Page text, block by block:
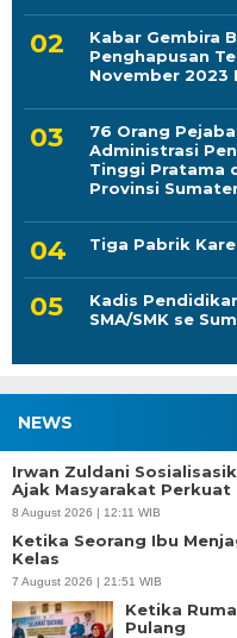
Kabar Gembira
Penghapusan
November 2023
76 Orang
Administrasi
Tinggi Pratama
Provinsi
Tiga Pabrik
Kadis
SMA/SMK se
NEWS
Irwan Zuldani
Ajak Masyarakat
8 August 2026 | 12:11 WIB
Ketika Seorang Ibu
Kelas
7 August 2026 | 21:51 WIB
Ketika
Pulang